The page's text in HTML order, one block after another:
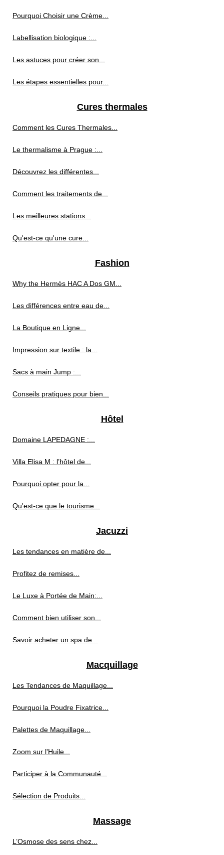
Pourquoi Choisir une Crème...
Labellisation biologique :...
Les astuces pour créer son...
Les étapes essentielles pour...
Cures thermales
Comment les Cures Thermales...
Le thermalisme à Prague :...
Découvrez les différentes...
Comment les traitements de...
Les meilleures stations...
Qu'est-ce qu'une cure...
Fashion
Why the Hermès HAC A Dos GM...
Les différences entre eau de...
La Boutique en Ligne...
Impression sur textile : la...
Sacs à main Jump :...
Conseils pratiques pour bien...
Hôtel
Domaine LAPEDAGNE :...
Villa Elisa M : l’hôtel de...
Pourquoi opter pour la...
Qu'est-ce que le tourisme...
Jacuzzi
Les tendances en matière de...
Profitez de remises...
Le Luxe à Portée de Main:...
Comment bien utiliser son...
Savoir acheter un spa de...
Macquillage
Les Tendances de Maquillage...
Pourquoi la Poudre Fixatrice...
Palettes de Maquillage...
Zoom sur l'Huile...
Participer à la Communauté...
Sélection de Produits...
Massage
L’Osmose des sens chez...